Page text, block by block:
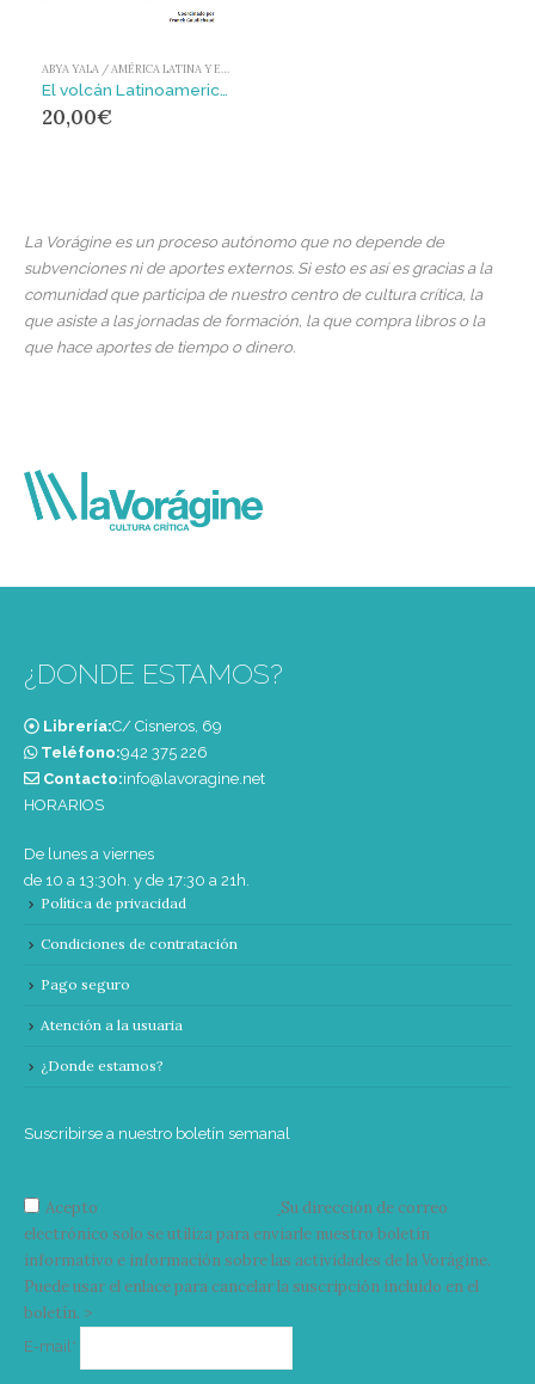
ABYA YALA / AMÉRICA LATINA Y EL CARIBE
20,00€
La Vorágine es un proceso autónomo que no depende de
subvenciones ni de aportes externos. Si esto es así es gracias a la
comunidad que participa de nuestro centro de cultura crítica, la
que asiste a las jornadas de formación, la que compra libros o la
que hace aportes de tiempo o dinero.
¿DONDE ESTAMOS?
Librería:C/ Cisneros, 69
Teléfono:‭942 375 226‬
Contacto:info@lavoragine.net
HORARIOS
De lunes a viernes
de 10 a 13:30h. y de 17:30 a 21h.
Política de privacidad
Condiciones de contratación
Pago seguro
Atención a la usuaria
¿Donde estamos?
Suscribirse a nuestro boletín semanal
Acepto
Su dirección de correo
electrónico solo se utiliza para enviarle nuestro boletín
informativo e información sobre las actividades de la Vorágine.
Puede usar el enlace para cancelar la suscripción incluido en el
boletín. >
E-mail*